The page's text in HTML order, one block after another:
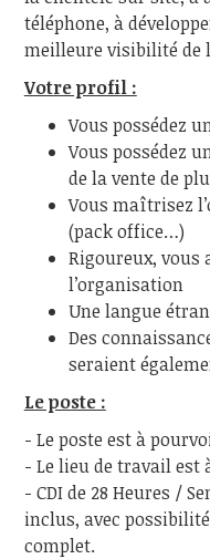
téléphone, à
meilleure visibilité de
Votre profil :
Vous possédez
Vous possédez
de la vente de
Vous maîtrisez
(pack office…)
Rigoureux, vous
l’organisation
Une langue
Des
seraient
Le poste :
- Le poste est à
- Le lieu de travail est
- CDI de 28 Heures /
inclus, avec
complet.